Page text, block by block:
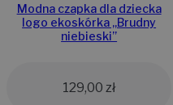
Modna czapka dla dziecka
logo ekoskórka „Brudny
niebieski”
129,00 zł